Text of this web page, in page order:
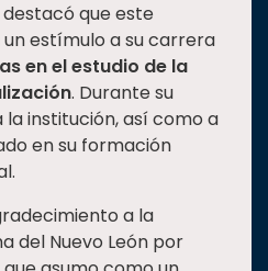
que este
estímulo a su carrera
en el estudio de la
. Durante su
la institución, así como a
en su formación
a la
del Nuevo León por